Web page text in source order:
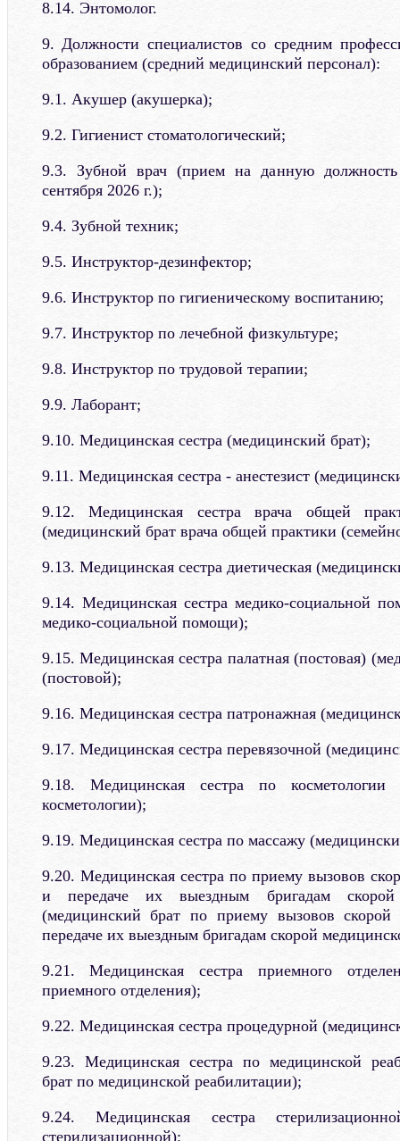
8.14. Энтомолог.
9. Должности специалистов со средним
образованием (средний медицинский персонал):
9.1. Акушер (акушерка);
9.2. Гигиенист стоматологический;
9.3. Зубной врач (прием на данную
сентября 2026 г.);
9.4. Зубной техник;
9.5. Инструктор-дезинфектор;
9.6. Инструктор по гигиеническому воспитанию;
9.7. Инструктор по лечебной физкультуре;
9.8. Инструктор по трудовой терапии;
9.9. Лаборант;
9.10. Медицинская сестра (медицинский брат);
9.11. Медицинская сестра - анестезист
9.12. Медицинская сестра врача общей
(медицинский брат врача общей практики
9.13. Медицинская сестра диетическая
9.14. Медицинская сестра медико-социальной
медико-социальной помощи);
9.15. Медицинская сестра палатная (постовая)
(постовой);
9.16. Медицинская сестра патронажная
9.17. Медицинская сестра перевязочной
9.18. Медицинская сестра по
косметологии);
9.19. Медицинская сестра по массажу
9.20. Медицинская сестра по приему вызовов
и передаче их выездным бригадам
(медицинский брат по приему вызовов
передаче их выездным бригадам скорой
9.21. Медицинская сестра приемного
приемного отделения);
9.22. Медицинская сестра процедурной
9.23. Медицинская сестра по медицинской
брат по медицинской реабилитации);
9.24. Медицинская сестра
стерилизационной);